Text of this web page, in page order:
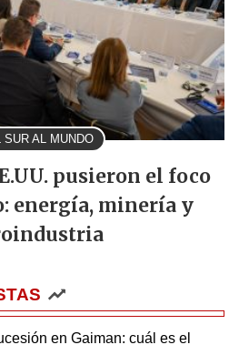
SUR AL MUNDO
pusieron el foco
energía, minería y
en Gaiman: cuál es el